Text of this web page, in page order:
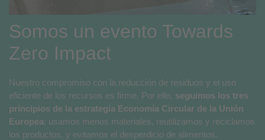
Somos un evento Towards
Zero Impact
Nuestro compromiso con la reducción de residuos y el uso
eficiente de los recursos es firme. Por ello, seguimos los tres
principios de la estrategia Economía Circular de la Unión
Europea: usamos menos materiales, reutilizamos y reciclamos
los productos, y evitamos el desperdicio de alimentos.